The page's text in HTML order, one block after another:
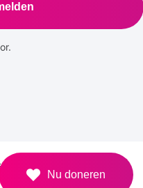
Nu doneren